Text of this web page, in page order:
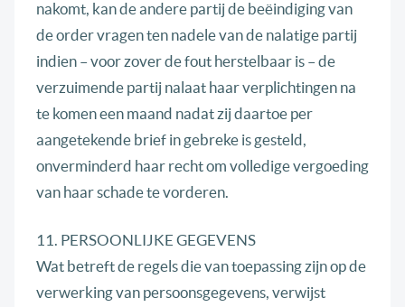
nakomt, kan de andere partij de beëindiging van
de order vragen ten nadele van de nalatige partij
indien – voor zover de fout herstelbaar is – de
verzuimende partij nalaat haar verplichtingen na
te komen een maand nadat zij daartoe per
aangetekende brief in gebreke is gesteld,
onverminderd haar recht om volledige vergoeding
van haar schade te vorderen.
11. PERSOONLIJKE GEGEVENS
Wat betreft de regels die van toepassing zijn op de
verwerking van persoonsgegevens, verwijst